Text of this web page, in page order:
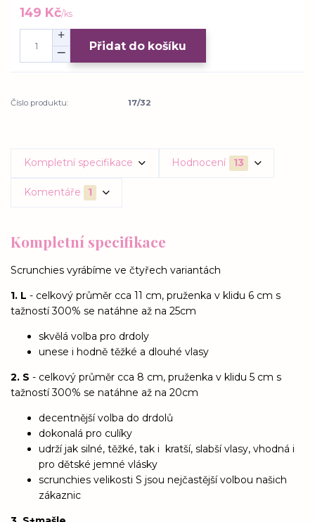
149 Kč/ks
Přidat do košíku
Číslo produktu: 17/32
Kompletní specifikace Hodnocení 13
Komentáře 1
Kompletní specifikace
Scrunchies vyrábíme ve čtyřech variantách
1. L - celkový průměr cca 11 cm, pruženka v klidu 6 cm s
tažností 300% se natáhne až na 25cm
skvělá volba pro drdoly
unese i hodně těžké a dlouhé vlasy
2. S - celkový průměr cca 8 cm, pruženka v klidu 5 cm s
tažností 300% se natáhne až na 20cm
decentnější volba do drdolů
dokonalá pro culíky
udrží jak silné, těžké, tak i kratší, slabší vlasy, vhodná i
pro dětské jemné vlásky
scrunchies velikosti S jsou nejčastější volbou našich
zákaznic